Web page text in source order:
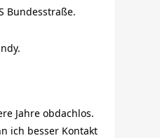
Bundesstraße.
Jahre obdachlos.
ich besser Kontakt